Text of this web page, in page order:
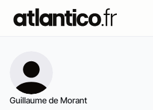
Guillaume de Morant